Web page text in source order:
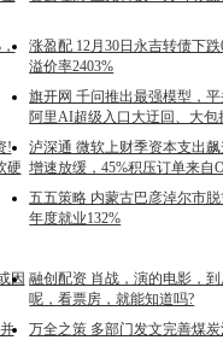
涨盈配 12月30日永吉转债下
溢价率2403%
旗开网 千问推出最强模型，
阿里AI超级入口大迂回、大包
!
硬
泸深通 微软上财季资本支出
增速放缓，45%积压订单来自
五五策略 内蒙古巴彦淖尔市
年度就业132%
因 融创配资 肖战，演的电影，
呢，看票房，就能知道吗?
万全之策 多部门发文完善煤